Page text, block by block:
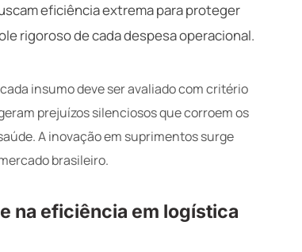
eficiência extrema para proteger
rigoroso de cada despesa operacional.
insumo deve ser avaliado com critério
prejuízos silenciosos que corroem os
A inovação em suprimentos surge
brasileiro.
na eficiência em logística